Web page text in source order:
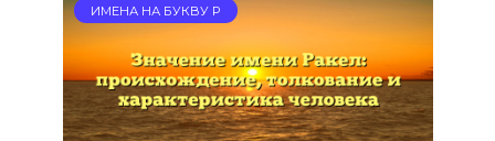
ИМЕНА НА БУКВУ Р